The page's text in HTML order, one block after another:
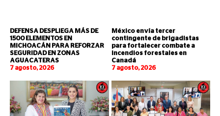
DEFENSA DESPLIEGA MÁS DE
1500 ELEMENTOS EN
MICHOACÁN PARA REFORZAR
SEGURIDAD EN ZONAS
AGUACATERAS
7 agosto, 2026
México envía tercer
contingente de brigadistas
para fortalecer combate a
incendios forestales en
Canadá
7 agosto, 2026